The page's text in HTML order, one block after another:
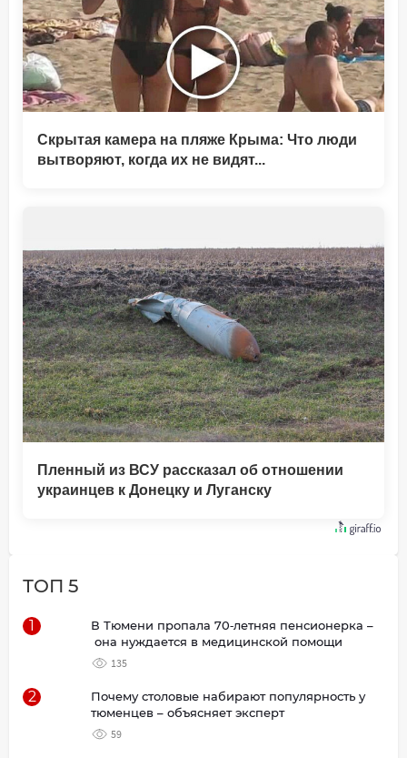
Скрытая камера на пляже Крыма: Что люди
вытворяют, когда их не видят...
Пленный из ВСУ рассказал об отношении
украинцев к Донецку и Луганску
ТОП 5
1
В Тюмени пропала 70‑летняя пенсионерка –
она нуждается в медицинской помощи
135
2
Почему столовые набирают популярность у
тюменцев – объясняет эксперт
59